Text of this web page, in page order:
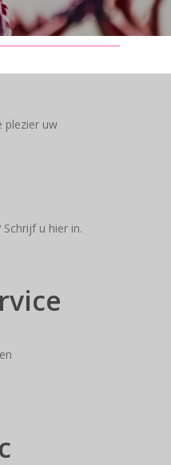
plezier uw
u hier in.